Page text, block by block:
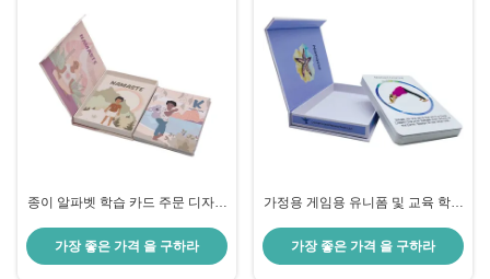
종이 알파벳 학습 카드 주문 디자인
가장 좋은 가격 을 구하라
가정용 게임용 유니폼 및 교육 학습
가장 좋은 가격 을 구하라